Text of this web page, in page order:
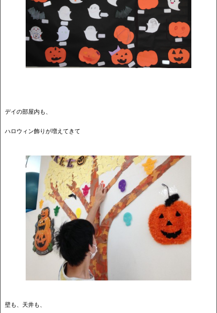
デイの部屋内も、
ハロウィン飾りが増えてきて
壁も、天井も、